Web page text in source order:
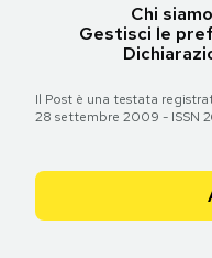
Chi siamo
Gestisci le
Il Post è una testata
28 settembre 2009 - ISSN